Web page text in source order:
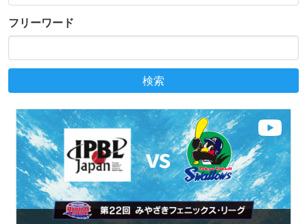
フリーワード
検索